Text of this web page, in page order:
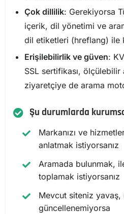
Çok dillilik: Gerekiyorsa
içerik, dil yönetimi ve
dil etiketleri (hreflang) ile
Erişilebilirlik ve güven:
SSL sertifikası,
ziyaretçiye de arama
Şu durumlarda
Markanızı ve
anlatmak istiyorsanız
Aramada bulunmak,
toplamak istiyorsanız
Mevcut siteniz
güncellenemiyorsa